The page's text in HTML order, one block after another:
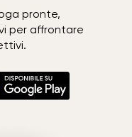
pronte,
per affrontare